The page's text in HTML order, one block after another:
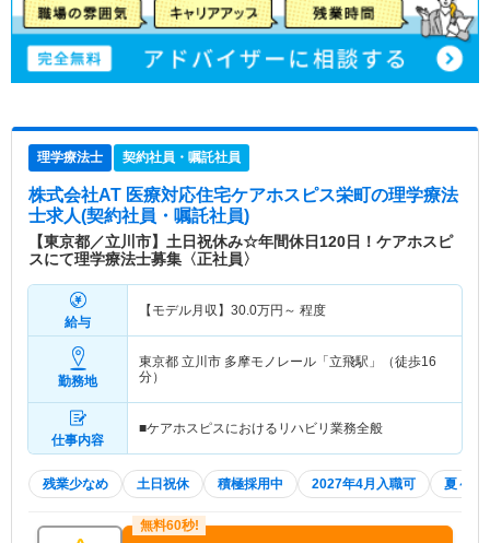
理学療法士 契約社員・嘱託社員
株式会社AT 医療対応住宅ケアホスピス栄町の理学療法
士求人(契約社員・嘱託社員)
【東京都／立川市】土日祝休み☆年間休日120日！ケアホスピ
スにて理学療法士募集〈正社員〉
給与
【モデル月収】 30.0万円～ 程度
勤務地
東京都 立川市 多摩モノレール「立飛駅」（徒歩16
分）
仕事内容
■ケアホスピスにおけるリハビリ業務全般
残業少なめ 土日祝休 積極採用中 2027年4月入職可 夏～秋